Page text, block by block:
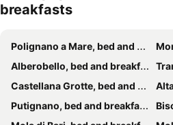
Borgo Martino
Villa Pignatelli
Dimora Fantasia Charme B&B
Villa Saracino
Il
Le Sete
breakfasts
Polignano a Mare, bed and breakfasts
Alberobello, bed and breakfasts
Castellana Grotte, bed and breakfasts
Putignano, bed and breakfasts